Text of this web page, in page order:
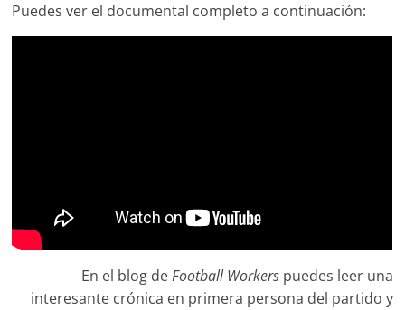
Puedes ver el documental completo a continuación:
En el blog deFootball Workerspuedes leer una
interesante crónica en primera persona del partido y